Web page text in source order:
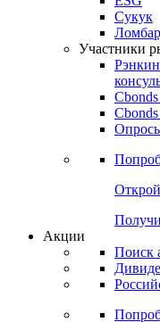
Кривые
Best
ЦФА
ESG
Сукук
Участники
Cbonds
Поиск